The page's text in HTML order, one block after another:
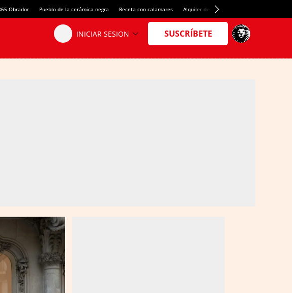
Obrador Pueblo de la cerámica negra Receta con calamares Alquiler de habitaciones en España